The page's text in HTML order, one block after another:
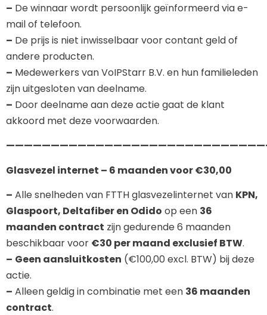
– De winnaar wordt persoonlijk geïnformeerd via e-
mail of telefoon.
– De prijs is niet inwisselbaar voor contant geld of
andere producten.
– Medewerkers van VoIPStarr B.V. en hun familieleden
zijn uitgesloten van deelname.
– Door deelname aan deze actie gaat de klant
akkoord met deze voorwaarden.
Glasvezel internet – 6 maanden voor €30,00
– Alle snelheden van FTTH glasvezelinternet van KPN,
Glaspoort, Deltafiber en Odido op een 36
maanden contract zijn gedurende 6 maanden
beschikbaar voor €30 per maand exclusief BTW.
– Geen aansluitkosten (€100,00 excl. BTW) bij deze
actie.
– Alleen geldig in combinatie met een 36 maanden
contract.